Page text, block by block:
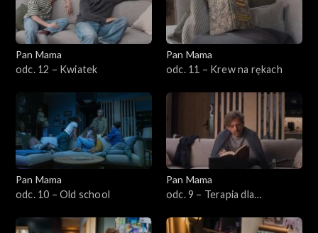
Pan Mama
odc. 12 – Kwiatek
Pan Mama
odc. 11 – Krew na rękach
Pan Mama
odc. 10 – Old school
Pan Mama
odc. 9 – Terapia dla